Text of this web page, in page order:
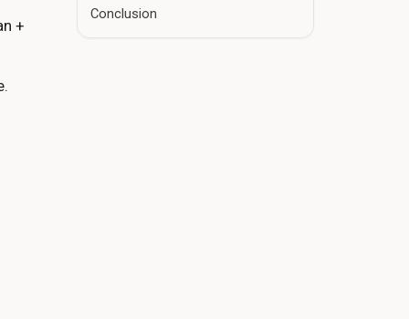
+
Conclusion